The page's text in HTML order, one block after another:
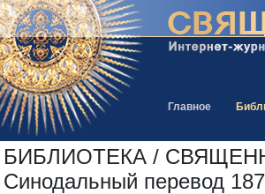
Главное
БИБЛИОТЕКА /
Синодальный перевод